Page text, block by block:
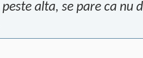
peste alta, se pare ca nu